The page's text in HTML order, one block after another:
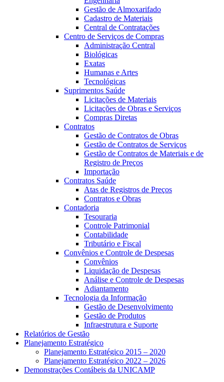
Gestão de Almoxarifado
Cadastro de Materiais
Central de Contratações
Centro de Serviços de Compras
Administração Central
Biológicas
Exatas
Humanas e Artes
Tecnológicas
Suprimentos Saúde
Licitações de Materiais
Licitações de Obras e Serviços
Compras Diretas
Contratos
Gestão de Contratos de Obras
Gestão de Contratos de Serviços
Gestão de Contratos de Materiais e de
Registro de Preços
Importação
Contratos Saúde
Atas de Registros de Preços
Contratos e Obras
Contadoria
Tesouraria
Controle Patrimonial
Contabilidade
Tributário e Fiscal
Convênios e Controle de Despesas
Convênios
Liquidação de Despesas
Análise e Controle de Despesas
Adiantamento
Tecnologia da Informação
Gestão de Desenvolvimento
Gestão de Produtos
Infraestrutura e Suporte
Relatórios de Gestão
Planejamento Estratégico
Planejamento Estratégico 2015 – 2020
Planejamento Estratégico 2022 – 2026
Demonstrações Contábeis da UNICAMP